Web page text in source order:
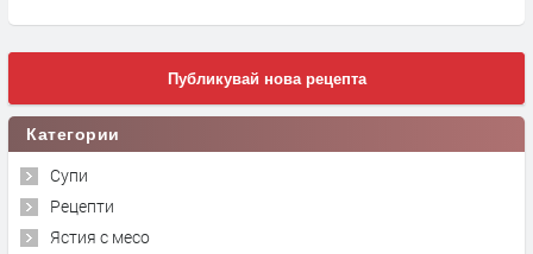
Публикувай нова рецепта
Категории
Супи
Рецепти
Ястия с месо